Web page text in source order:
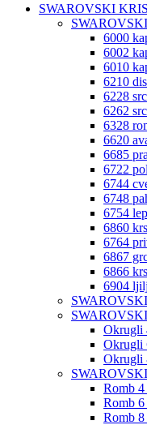
SWAROVSKI
6000
6002
6010
6210
6228
6262
6328
6620
6685
6722
6744
6748
6754
6860
6764
6867
6866
6904
Okrugli
Okrugli
Okrugli
Romb 4
Romb 6
Romb 8